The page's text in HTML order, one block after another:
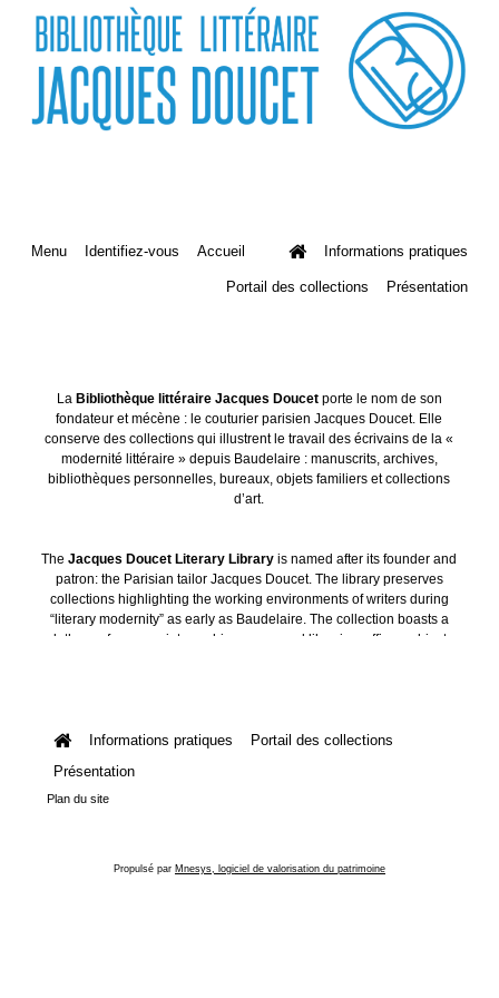
Menu Identifiez-vous Accueil Informations pratiques
Portail des collections Présentation
La Bibliothèque littéraire Jacques Doucetporte le nom de son
fondateur et mécène : le couturier parisien Jacques Doucet. Elle
conserve des collections qui illustrent le travail des écrivains de la «
modernité littéraire » depuis Baudelaire : manuscrits, archives,
bibliothèques personnelles, bureaux, objets familiers et collections
d’art.
TheJacques Doucet Literary Library is named after its founder and
patron: the Parisian tailor Jacques Doucet. The library preserves
collections highlighting the working environments of writers during
“literary modernity” as early as Baudelaire. The collection boasts a
plethora of manuscripts, archives, personal libraries, offices, objects
Informations pratiques
Portail des collections
Présentation
Plan du site
Propulsé par Mnesys, logiciel de valorisation du patrimoine